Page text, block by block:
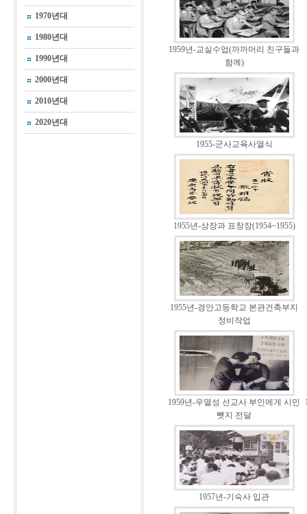
1970년대
1980년대
1990년대
2000년대
2010년대
2020년대
1959년-교실수업(까까머리 친구들과
함께)
1955-군사교육사열식
1955년-상장과 표창장(1954~1955)
1955년-경안고등학교 본관건축부지
정비작업
1959년-우열성 선교사 부인에게 시민
뺏지 전달
1957년-기숙사 입관